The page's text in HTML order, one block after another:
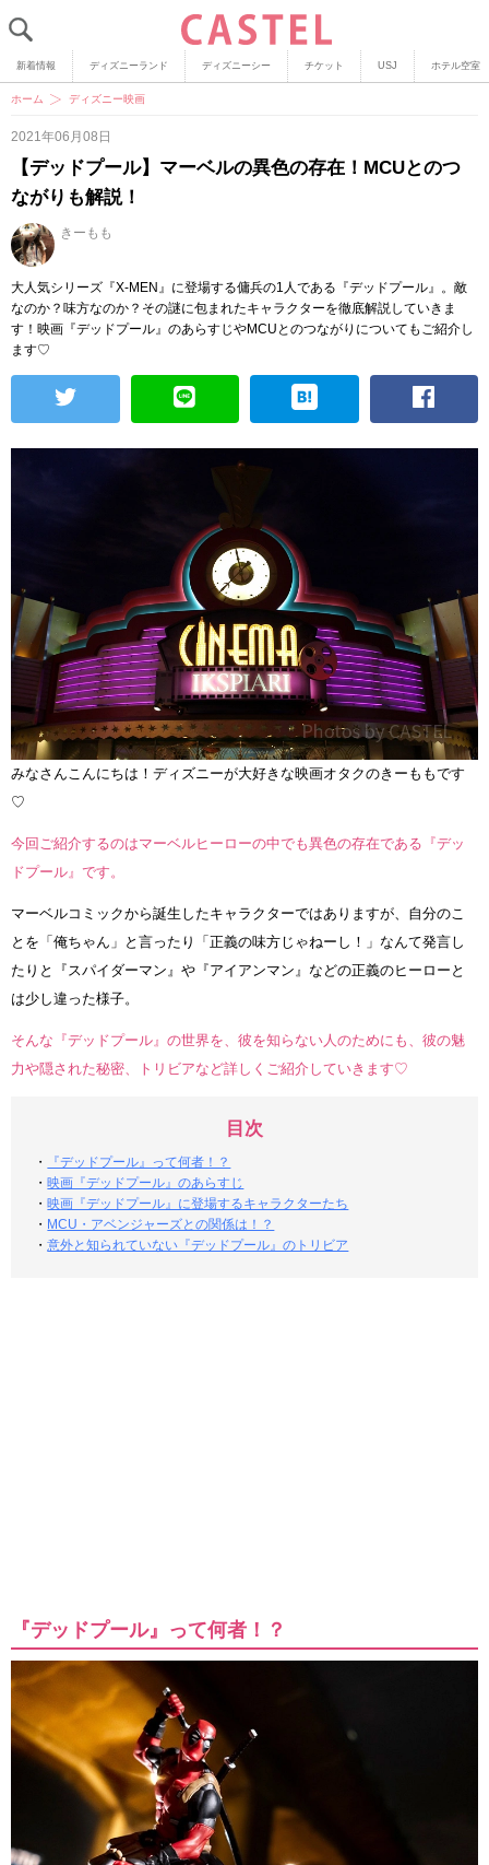
新着情報 ディズニーランド ディズニーシー チケット USJ ホテル空室
ホーム ディズニー映画
2021年06月08日
【デッドプール】マーベルの異色の存在！MCUとのつ
ながりも解説！
きーもも
大人気シリーズ『X-MEN』に登場する傭兵の1人である『デッドプール』。敵
なのか？味方なのか？その謎に包まれたキャラクターを徹底解説していきま
す！映画『デッドプール』のあらすじやMCUとのつながりについてもご紹介し
ます♡
みなさんこんにちは！ディズニーが大好きな映画オタクのきーももです
♡
今回ご紹介するのはマーベルヒーローの中でも異色の存在である『デッ
ドプール』です。
マーベルコミックから誕生したキャラクターではありますが、自分のこ
とを「俺ちゃん」と言ったり「正義の味方じゃねーし！」なんて発言し
たりと『スパイダーマン』や『アイアンマン』などの正義のヒーローと
は少し違った様子。
そんな『デッドプール』の世界を、彼を知らない人のためにも、彼の魅
力や隠された秘密、トリビアなど詳しくご紹介していきます♡
目次
・
『デッドプール』って何者！？
・映画『デッドプール』のあらすじ
・映画『デッドプール』に登場するキャラクターたち
・ MCU・アベンジャーズとの関係は！？
・意外と知られていない『デッドプール』のトリビア
『デッドプール』って何者！？